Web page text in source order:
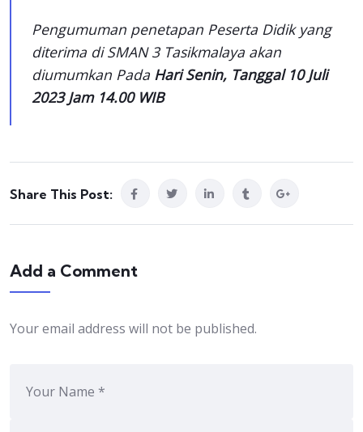
Pengumuman penetapan Peserta Didik yang
diterima di SMAN 3 Tasikmalaya akan
diumumkan Pada Hari Senin, Tanggal 10 Juli
2023 Jam 14.00 WIB
Share This Post:
Add a Comment
Your email address will not be published.